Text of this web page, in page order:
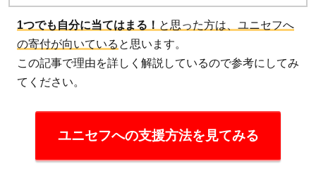
1つでも自分に当てはまる！ と思った方は、ユニセフへ
の寄付が向いている と思います。
この記事で理由を詳しく解説しているので参考にしてみ
てください。
ユニセフへの支援方法を見てみる